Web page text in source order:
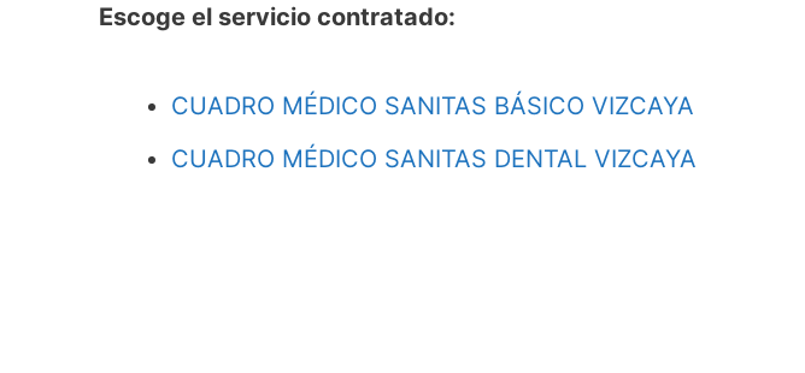
Escoge el servicio contratado:
CUADRO MÉDICO SANITAS BÁSICO VIZCAYA
CUADRO MÉDICO SANITAS DENTAL VIZCAYA